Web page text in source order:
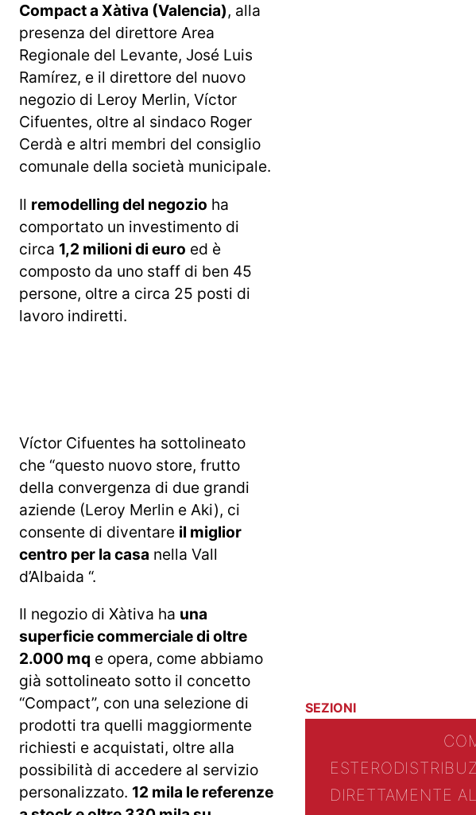
Compact a Xàtiva (Valencia), alla
presenza del direttore Area
Regionale del Levante, José Luis
Ramírez, e il direttore del nuovo
negozio di Leroy Merlin, Víctor
Cifuentes, oltre al sindaco Roger
Cerdà e altri membri del consiglio
comunale della società municipale.
Il remodelling del negozio ha
comportato un investimento di
circa 1,2 milioni di euro ed è
composto da uno staff di ben 45
persone, oltre a circa 25 posti di
lavoro indiretti.
Víctor Cifuentes ha sottolineato
che “questo nuovo store, frutto
della convergenza di due grandi
aziende (Leroy Merlin e Aki), ci
consente di diventare il miglior
centro per la casa nella Vall
d’Albaida “.
Il negozio di Xàtiva ha una
superficie commerciale di oltre
2.000 mq e opera, come abbiamo
già sottolineato sotto il concetto
“Compact”, con una selezione di
prodotti tra quelli maggiormente
richiesti e acquistati, oltre alla
possibilità di accedere al servizio
personalizzato. 12 mila le referenze
SEZIONI
ESTERO
DIRETTAMENTE